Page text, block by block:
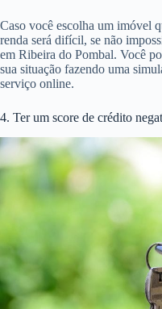
Caso você escolha um imóvel
renda será difícil, se não
em Ribeira do Pombal. Você
sua situação fazendo uma
serviço online.
4. Ter um score de crédito